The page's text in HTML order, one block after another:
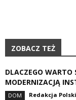
ZOBACZ TEŻ
DLACZEGO WARTO
MODERNIZACJĄ
DOM Redakcja